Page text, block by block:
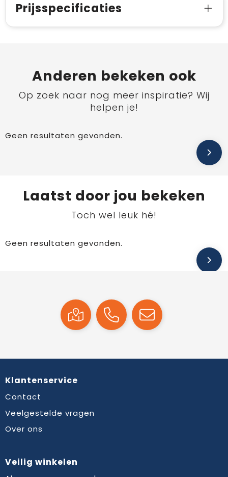
Prijsspecificaties
Anderen bekeken ook
Op zoek naar nog meer inspiratie? Wij
helpen je!
Geen resultaten gevonden.
Laatst door jou bekeken
Toch wel leuk hé!
Geen resultaten gevonden.
Klantenservice
Contact
Veelgestelde vragen
Over ons
Veilig winkelen